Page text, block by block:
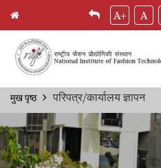
Skip
content
A+ A
Breadcrumb
मुख पृष्ठ परिपत्र/कार्यालय ज्ञापन